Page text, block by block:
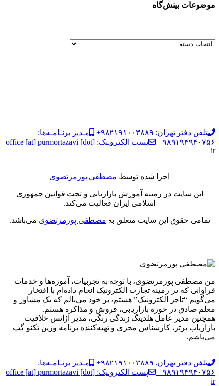
موضوعات بینش‌گاه
تلفن دفتر تهران: ۹۸۲۱۹۱۰۰۳۸۸۹+
مـدیر برنـامـه‌ها:
۹۸۹۱۹۴۹۴۰۷۵۶+
پست الکترونیک: office [at] purmortazavi [dot]
ir
اجرا شده توسط مصطفی پورمرتضوی
این سایت در زمینه آموزش بازاریابی و تحت قوانین جمهوری
اسلامی ایران فعالیت می‌کند.
تمامی حقوق این سایت متعلق به مصطفی پورمرتضوی می‌باشد.
من مصطفی پورمرتضوی، با توجه به تجربیات، آموزه‌ها و خدمات
فراوانی که در زمینه تجارت الکترونیک انجام داده‌ام با افتخار
می‌گویم “تاجر الکترونیک” هستم، بر خود می‌بالم که یک مشاور و
معلم صادق در حوزه بازاریابی، فروش و مذاکره هستم.
همچنین مدیر عامل هلدینگ زندگی رنگی، مدیر آژانس خلاقیت
بازاریاب برتر، کارشناس مجری و تهیه‌کننده برنامه وزین تکنو گپ
می‌باشم.
تلفن دفتر تهران: ۹۸۲۱۹۱۰۰۳۸۸۹+
مـدیر برنـامـه‌ها:
۹۸۹۱۹۴۹۴۰۷۵۶+
پست الکترونیک: office [at] purmortazavi [dot]
ir